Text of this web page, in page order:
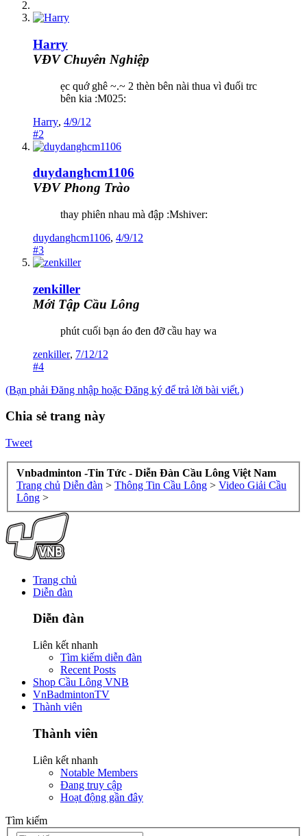
Harry
VĐV Chuyên Nghiệp
ẹc quớ ghê ~.~ 2 thèn bên nài thua vì đuối trc
bên kia :M025:
Harry, 4/9/12
#2
duydanghcm1106
VĐV Phong Trào
thay phiên nhau mà đập :Mshiver:
duydanghcm1106, 4/9/12
#3
zenkiller
Mới Tập Cầu Lông
phút cuối bạn áo đen đỡ cầu hay wa
zenkiller, 7/12/12
#4
(Bạn phải Đăng nhập hoặc Đăng ký để trả lời bài viết.)
Chia sẻ trang này
Tweet
Vnbadminton -Tin Tức - Diễn Đàn Cầu Lông Việt Nam
Trang chủ Diễn đàn > Thông Tin Cầu Lông > Video Giải Cầu
Lông >
Trang chủ
Diễn đàn
Diễn đàn
Liên kết nhanh
Tìm kiếm diễn đàn
Recent Posts
Shop Cầu Lông VNB
VnBadmintonTV
Thành viên
Thành viên
Liên kết nhanh
Notable Members
Đang truy cập
Hoạt động gần đây
Tìm kiếm